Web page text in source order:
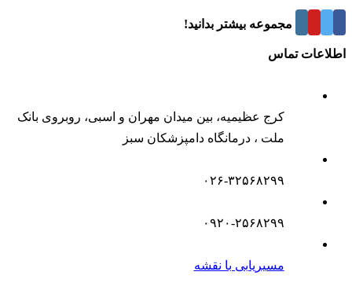
درباره این مجموعه بیشتر بدانید!
اطلاعات تماس
کرج عظیمیه، بین میدان مهران و اسبی، روبروی بانک
ملت ، درمانگاه دامپزشکان سبز
۰۲۶-۳۲۵۶۸۲۹۹
۰۹۲۰-۲۵۶۸۲۹۹
مسیریابی با نقشه